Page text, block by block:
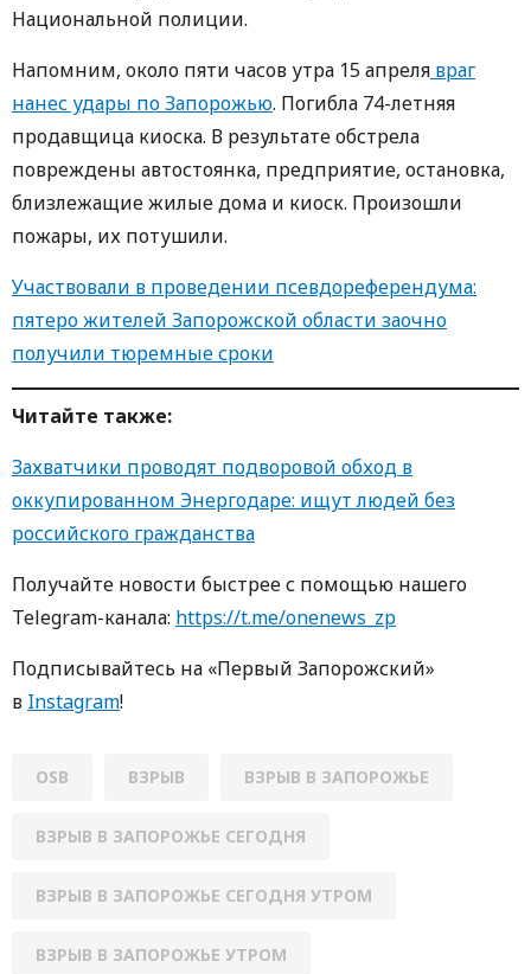
Национальной полиции.
Напомним, около пяти часов утра 15 апреля враг
нанес удары по Запорожью. Погибла 74-летняя
продавщица киоска. В результате обстрела
повреждены автостоянка, предприятие, остановка,
близлежащие жилые дома и киоск. Произошли
пожары, их потушили.
Участвовали в проведении псевдореферендума:
пятеро жителей Запорожской области заочно
получили тюремные сроки
Читайте также:
Захватчики проводят подворовой обход в
оккупированном Энергодаре: ищут людей без
российского гражданства
Получайте новости быстрее с помощью нашего
Telegram-канала: https://t.me/onenews_zp
Подписывайтесь на «Первый Запорожский»
в Instagram!
OSB ВЗРЫВ ВЗРЫВ В ЗАПОРОЖЬЕ
ВЗРЫВ В ЗАПОРОЖЬЕ СЕГОДНЯ
ВЗРЫВ В ЗАПОРОЖЬЕ СЕГОДНЯ УТРОМ
ВЗРЫВ В ЗАПОРОЖЬЕ УТРОМ